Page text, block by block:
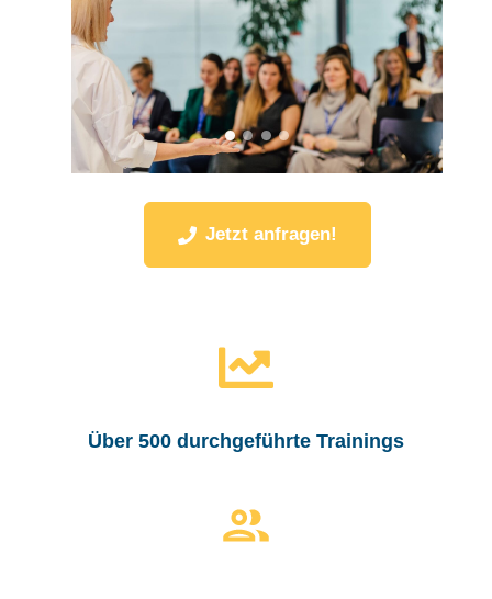
Jetzt anfragen!
Über 500 durchgeführte Trainings